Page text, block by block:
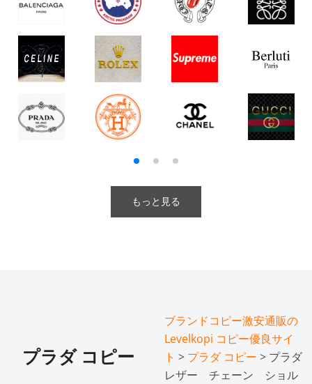
もっと見る
プラダ コピー
ブランドコピー激安通販の
Levelkopi コピー優良サイ
ト > プラダ コピー > プラダ
レザー チェーン ショル